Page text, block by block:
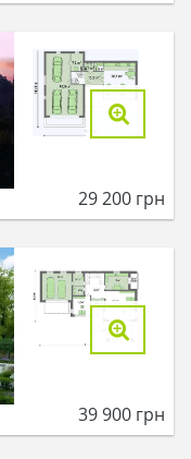
29 200 грн
39 900 грн